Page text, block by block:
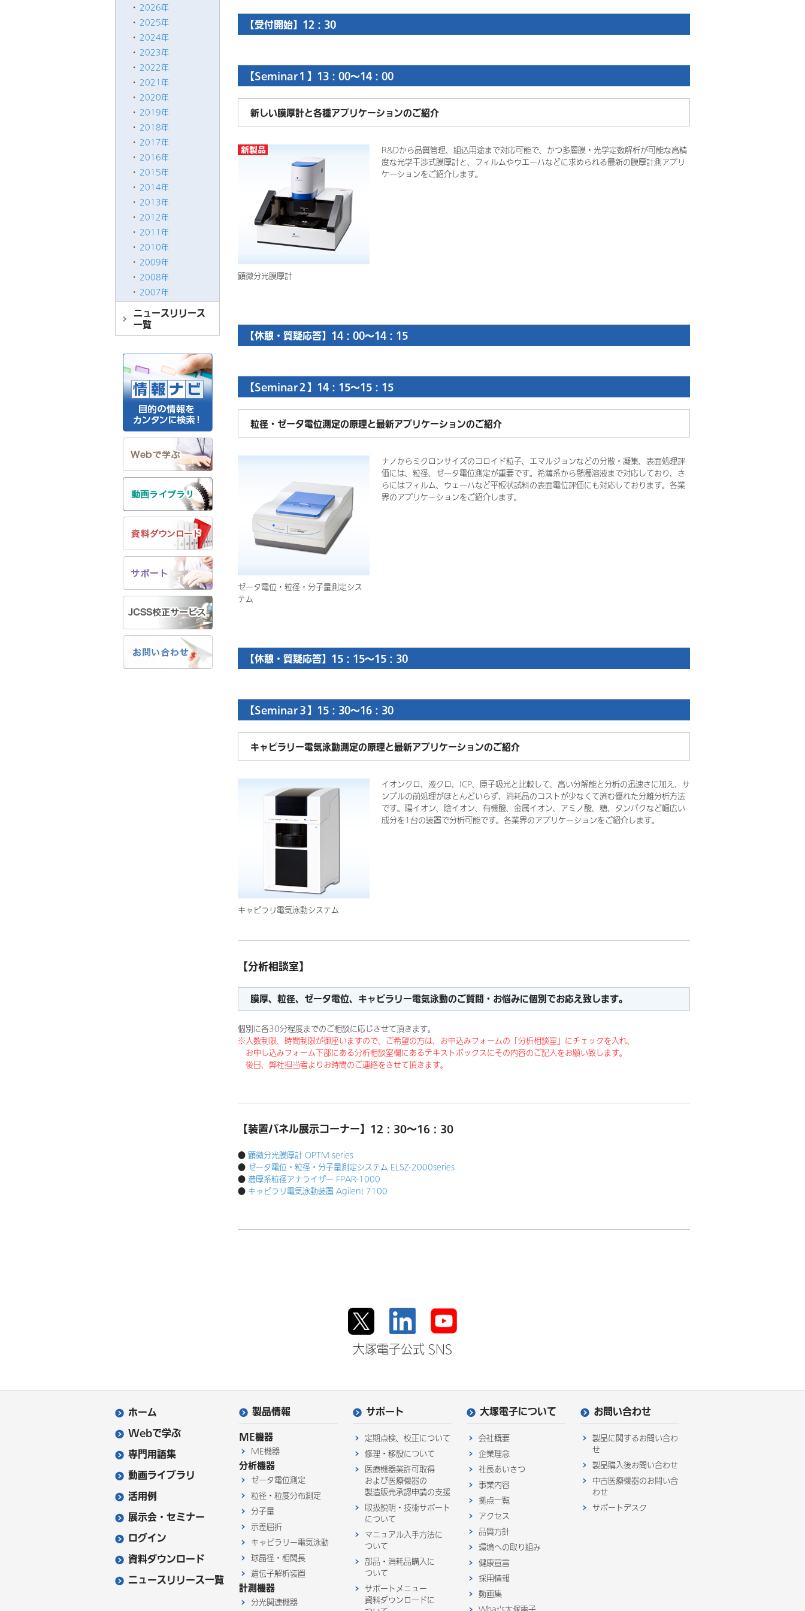
2026年
2025年
2024年
2023年
2022年
2021年
2020年
2019年
2018年
2017年
2016年
2015年
2014年
2013年
2012年
2011年
2010年
2009年
2008年
2007年
ニュースリリース
一覧
【受付開始】12：30
【Seminar１】13：00～14：00
新しい膜厚計と各種アプリケーションのご紹介
顕微分光膜厚計
R&Dから品質管理、組込用途まで対応可能で、かつ多層膜・光学定数解析が可能な高精
度な光学干渉式膜厚計と、フィルムやウエーハなどに求められる最新の膜厚計測アプリ
ケーションをご紹介します。
【休憩・質疑応答】14：00～14：15
【Seminar２】14：15～15：15
粒径・ゼータ電位測定の原理と最新アプリケーションのご紹介
ゼータ電位・粒径・分子量測定シス
テム
ナノからミクロンサイズのコロイド粒子、エマルジョンなどの分散・凝集、表面処理評
価には、粒径、ゼータ電位測定が重要です。希薄系から懸濁溶液まで対応しており、さ
らにはフィルム、ウェーハなど平板状試料の表面電位評価にも対応しております。各業
界のアプリケーションをご紹介します。
【休憩・質疑応答】15：15～15：30
【Seminar３】15：30～16：30
キャピラリー電気泳動測定の原理と最新アプリケーションのご紹介
キャピラリ電気泳動システム
イオンクロ、液クロ、ICP、原子吸光と比較して、高い分解能と分析の迅速さに加え、サ
ンプルの前処理がほとんどいらず、消耗品のコストが少なくて済む優れた分離分析方法
です。陽イオン、陰イオン、有機酸、金属イオン、アミノ酸、糖、タンパクなど幅広い
成分を1台の装置で分析可能です。各業界のアプリケーションをご紹介します。
【分析相談室】
膜厚、粒径、ゼータ電位、キャピラリー電気泳動のご質問・お悩みに個別でお応え致します。
個別に各30分程度までのご相談に応じさせて頂きます。
※人数制限、時間制限が御座いますので、ご希望の方は、お申込みフォームの「分析相談室」にチェックを入れ、
お申し込みフォーム下部にある分析相談室欄にあるテキストボックスにその内容のご記入をお願い致します。
後日、弊社担当者よりお時間のご連絡をさせて頂きます。
【装置パネル展示コーナー】12：30～16：30
● 顕微分光膜厚計 OPTM series
● ゼータ電位・粒径・分子量測定システム ELSZ-2000series
● 濃厚系粒径アナライザー FPAR-1000
● キャピラリ電気泳動装置 Agilent 7100
大塚電子公式 SNS
ホーム
Webで学ぶ
専門用語集
動画ライブラリ
活用例
展示会・セミナー
ログイン
資料ダウンロード
ニュースリリース一覧
製品情報
ME機器
ME機器
分析機器
ゼータ電位測定
粒径・粒度分布測定
分子量
示差屈折
キャピラリー電気泳動
球晶径・相関長
遺伝子解析装置
計測機器
分光関連機器
サポート
定期点検、校正について
修理・移設について
医療機器業許可取得
および医療機器の
製造販売承認申請の支援
取扱説明・技術サポート
について
マニュアル入手方法に
ついて
部品・消耗品購入に
ついて
サポートメニュー
資料ダウンロードに
大塚電子について
会社概要
企業理念
社長あいさつ
事業内容
拠点一覧
アクセス
品質方針
環境への取り組み
健康宣言
採用情報
動画集
お問い合わせ
製品に関するお問い合わ
せ
製品購入後お問い合わせ
中古医療機器のお問い合
わせ
サポートデスク